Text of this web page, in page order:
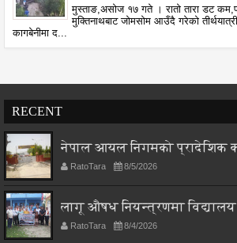
मुस्ताङ,असोज १७ गते । रातो तारा डट
मुक्तिनाथबाट जोमसोम आउँदै गरेको
कागबेनीमा द...
RECENT
नेपाल आयल निगमको प्रादेशिक
RatoTara 8/5/2026
लागू औषध नियन्त्रणमा
RatoTara 8/4/2026